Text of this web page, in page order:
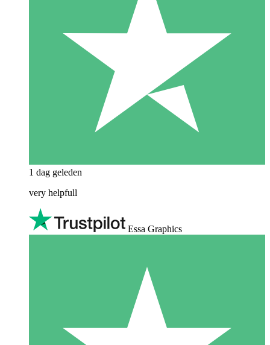
1 dag geleden
very helpfull
Essa Graphics